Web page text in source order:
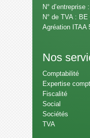
N° d’entreprise
N° de TVA :
Agréation ITAA
Nos
Comptabilité
Expertise
Fiscalité
Social
Sociétés
TVA